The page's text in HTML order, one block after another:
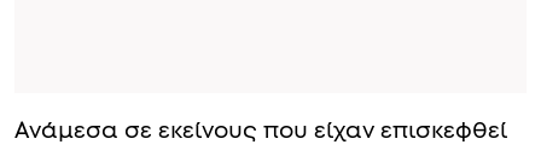
Ανάμεσα σε εκείνους που είχαν επισκεφθεί